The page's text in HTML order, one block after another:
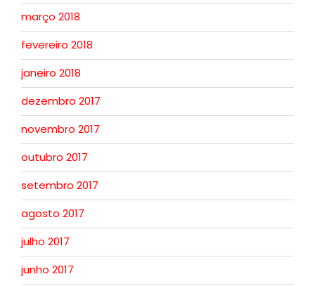
março 2018
fevereiro 2018
janeiro 2018
dezembro 2017
novembro 2017
outubro 2017
setembro 2017
agosto 2017
julho 2017
junho 2017